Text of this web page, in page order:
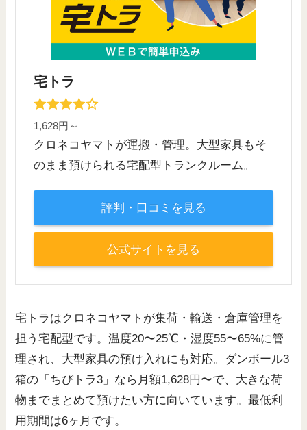
宅トラ
1,628円～
クロネコヤマトが運搬・管理。大型家具もそ
のまま預けられる宅配型トランクルーム。
評判・口コミを見る
公式サイトを見る
宅トラはクロネコヤマトが集荷・輸送・倉庫管理を
担う宅配型です。温度20〜25℃・湿度55〜65%に管
理され、大型家具の預け入れにも対応。ダンボール3
箱の「ちびトラ3」なら月額1,628円〜で、大きな荷
物までまとめて預けたい方に向いています。最低利
用期間は6ヶ月です。